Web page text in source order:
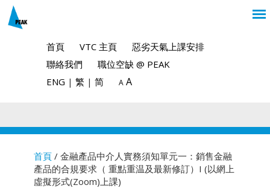
首頁 VTC 主頁
惡劣天氣上課安排
聯絡我們
職位空缺 @ PEAK
ENG | 繁 | 简 A A
You are here
首頁/ 金融產品中介人實務須知單元一：銷售金融
產品的合規要求（ 重點重温及最新修訂）I (以網上
虛擬形式(Zoom)上課)